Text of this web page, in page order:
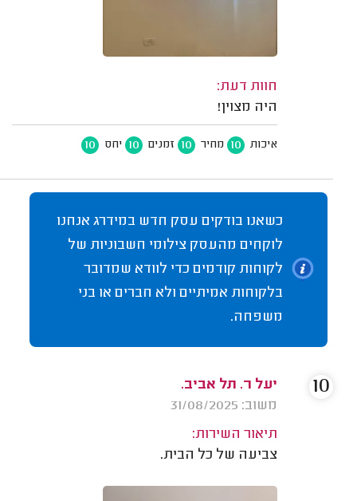
חוות דעת:
היה מצוין!
איכות 10 מחיר 10 זמנים 10 יחס 10
כשאנו בודקים עסק חדש במידרג אנחנו
לוקחים מהעסק צילומי חשבוניות של
לקוחות קודמים כדי לוודא שמדובר
בלקוחות אמיתיים ולא חברים או בני
משפחה.
יעל ר. תל אביב.
משוב: 31/08/2025
תיאור השירות:
צביעה של כל הבית.
10